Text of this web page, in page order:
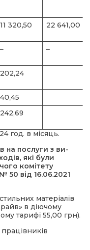
11 320,50 22 641,00
– –
202,24
40,45
242,69
год. в місяць.
на послуги з ви­
які були
комітету
від 16.06.2021
матеріалів
в діючому
тарифі 55,00 грн).